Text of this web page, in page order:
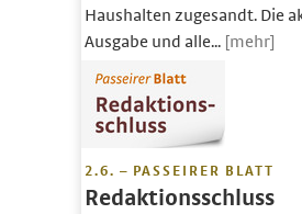
Haushalten zugesandt. Die
Ausgabe und alle... [mehr]
2.6. – PASSEIRER BLATT
Redaktionsschluss